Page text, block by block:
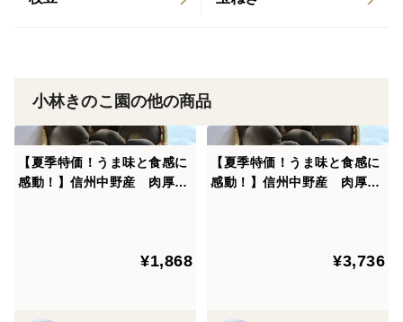
【黒あわび茸の魅力②：うま味】
キノコ類の中でも特にうま味成分を多く含む黒あわび
茸。
小林きのこ園の他の商品
【夏季特価！うま味と食感に
感動！】信州中野産 肉厚・
¥1,868
【夏季特価！うま味と食感に
感動！】信州中野産 肉厚・
¥3,736